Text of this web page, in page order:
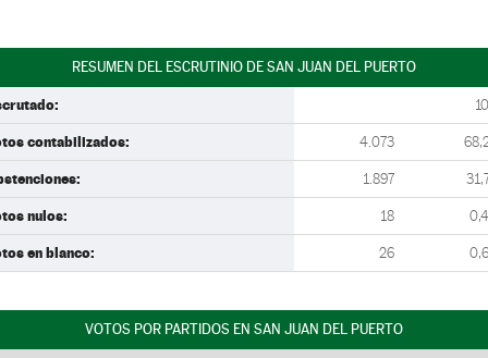
RESUMEN DEL ESCRUTINIO DE SAN JUAN DEL PUERTO
contabilizados: 4.073
1.897
nulos: 18
en blanco: 26
VOTOS POR PARTIDOS EN SAN JUAN DEL PUERTO